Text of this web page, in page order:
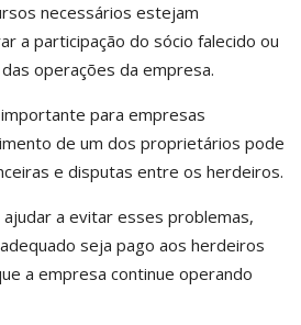
necessários estejam
a participação do sócio falecido ou
operações da empresa.
para empresas
de um dos proprietários pode
e disputas entre os herdeiros.
a evitar esses problemas,
seja pago aos herdeiros
a empresa continue operando